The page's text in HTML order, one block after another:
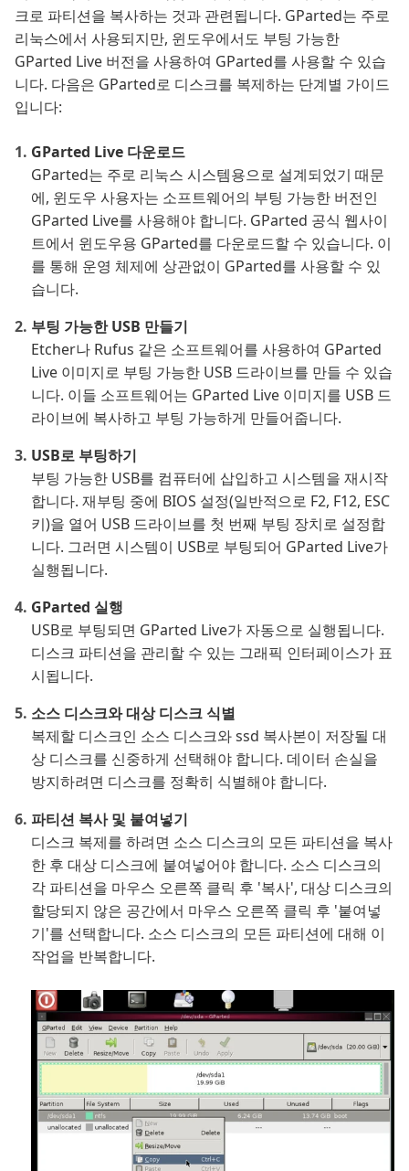
크로 파티션을 복사하는 것과 관련됩니다. GParted는 주로
리눅스에서 사용되지만, 윈도우에서도 부팅 가능한
GParted Live 버전을 사용하여 GParted를 사용할 수 있습
니다. 다음은 GParted로 디스크를 복제하는 단계별 가이드
입니다:
GParted Live 다운로드
GParted는 주로 리눅스 시스템용으로 설계되었기 때문
에, 윈도우 사용자는 소프트웨어의 부팅 가능한 버전인
GParted Live를 사용해야 합니다. GParted 공식 웹사이
트에서 윈도우용 GParted를 다운로드할 수 있습니다. 이
를 통해 운영 체제에 상관없이 GParted를 사용할 수 있
습니다.
부팅 가능한 USB 만들기
Etcher나 Rufus 같은 소프트웨어를 사용하여 GParted
Live 이미지로 부팅 가능한 USB 드라이브를 만들 수 있습
니다. 이들 소프트웨어는 GParted Live 이미지를 USB 드
라이브에 복사하고 부팅 가능하게 만들어줍니다.
USB로 부팅하기
부팅 가능한 USB를 컴퓨터에 삽입하고 시스템을 재시작
합니다. 재부팅 중에 BIOS 설정(일반적으로 F2, F12, ESC
키)을 열어 USB 드라이브를 첫 번째 부팅 장치로 설정합
니다. 그러면 시스템이 USB로 부팅되어 GParted Live가
실행됩니다.
GParted 실행
USB로 부팅되면 GParted Live가 자동으로 실행됩니다.
디스크 파티션을 관리할 수 있는 그래픽 인터페이스가 표
시됩니다.
소스 디스크와 대상 디스크 식별
복제할 디스크인 소스 디스크와 ssd 복사본이 저장될 대
상 디스크를 신중하게 선택해야 합니다. 데이터 손실을
방지하려면 디스크를 정확히 식별해야 합니다.
파티션 복사 및 붙여넣기
디스크 복제를 하려면 소스 디스크의 모든 파티션을 복사
한 후 대상 디스크에 붙여넣어야 합니다. 소스 디스크의
각 파티션을 마우스 오른쪽 클릭 후 '복사', 대상 디스크의
할당되지 않은 공간에서 마우스 오른쪽 클릭 후 '붙여넣
기'를 선택합니다. 소스 디스크의 모든 파티션에 대해 이
작업을 반복합니다.